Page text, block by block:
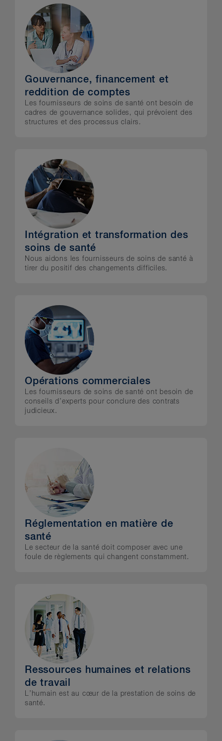
Gouvernance, financement et
reddition de comptes
Les fournisseurs de soins de santé ont besoin de
cadres de gouvernance solides, qui prévoient des
structures et des processus clairs.
Intégration et transformation des
soins de santé
Nous aidons les fournisseurs de soins de santé à
tirer du positif des changements difficiles.
Opérations commerciales
Les fournisseurs de soins de santé ont besoin de
conseils d’experts pour conclure des contrats
judicieux.
Réglementation en matière de
santé
Le secteur de la santé doit composer avec une
foule de règlements qui changent constamment.
Ressources humaines et relations
de travail
L’humain est au cœur de la prestation de soins de
santé.